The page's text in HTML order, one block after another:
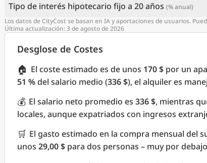
Tipo de interés hipotecario fijo a 20 años (% anual)
Los datos de CityCost se basan en IA y aportaciones de usuarios.
Última actualización: 3 de agosto de 2026
Desglose de Costes
🏠 El coste estimado es de unos 170 $ por un
51 %del salario medio (336 $), el alquiler es
💰 El salario neto promedio es 336 $, mientras
locales, aunque expatriados con ingresos
🛒 El gasto estimado en la compra mensual del
unos 29,00 $ para dos personas – muy por